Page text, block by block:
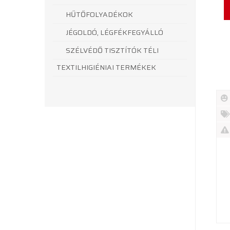
HŰTŐFOLYADÉKOK
JÉGOLDÓ, LÉGFÉKFEGYÁLLÓ
SZÉLVÉDŐ TISZTÍTÓK TÉLI
TEXTILHIGIÉNIAI TERMÉKEK
Új
%